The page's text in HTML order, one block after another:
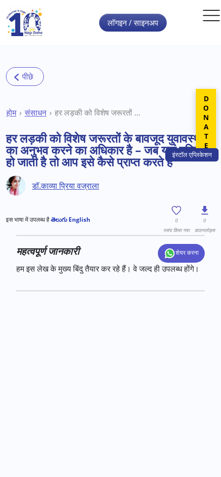
Skip to main content
इंस्टॉलएप्लिकेशन
लॉगइन / साइनअप
होम संसाधन हर लड़की को विशेष जरूरतों के बावजूद युवावस्था का अनुभव करने का अधिकार है – जब यहां मुश्किल हो जाती है तो आप इसे कैसे प्राप्त करते हैं
हर लड़की को विशेष जरूरतों के बावजूद युवावस्था
का अनुभव करने का अधिकार है – जब यहां मुश्किल
हो जाती है तो आप इसे कैसे प्राप्त करते हैं
डॉ.काव्या प्रिया वज्राला
इस भाषा में उपलब्ध हैతెలుగుEnglish
0
पसंद किया गया
0
डाउनलोड्स
महत्वपूर्ण जानकारी शेयर करना
हम इस लेख के मुख्य बिंदु तैयार कर रहे हैं। वे जल्द ही उपलब्ध होंगे।
DONATE